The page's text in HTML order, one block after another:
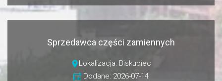
Sprzedawca części zamiennych
Lokalizacja: Biskupiec
Dodane: 2026-07-14